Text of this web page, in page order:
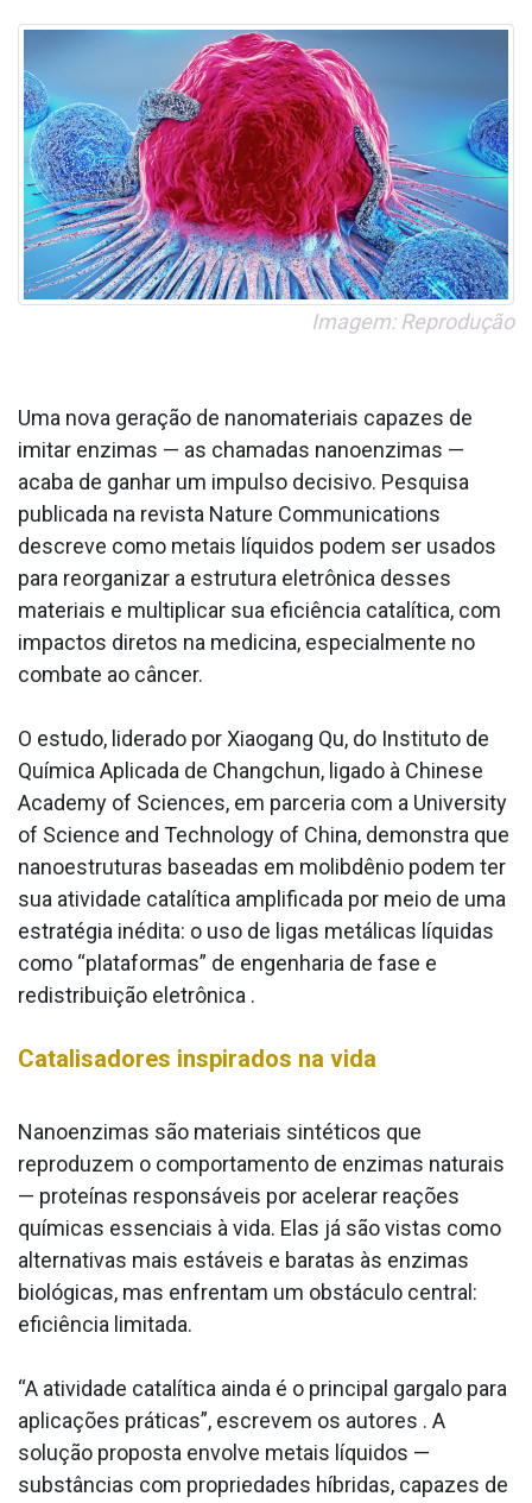
Imagem: Reprodução
Uma nova geração de nanomateriais capazes de
imitar enzimas — as chamadas nanoenzimas —
acaba de ganhar um impulso decisivo. Pesquisa
publicada na revista Nature Communications
descreve como metais líquidos podem ser usados
para reorganizar a estrutura eletrônica desses
materiais e multiplicar sua eficiência catalítica, com
impactos diretos na medicina, especialmente no
combate ao câncer.
O estudo, liderado por Xiaogang Qu, do Instituto de
Química Aplicada de Changchun, ligado à Chinese
Academy of Sciences, em parceria com a University
of Science and Technology of China, demonstra que
nanoestruturas baseadas em molibdênio podem ter
sua atividade catalítica amplificada por meio de uma
estratégia inédita: o uso de ligas metálicas líquidas
como “plataformas” de engenharia de fase e
redistribuição eletrônica .
Catalisadores inspirados na vida
Nanoenzimas são materiais sintéticos que
reproduzem o comportamento de enzimas naturais
— proteínas responsáveis por acelerar reações
químicas essenciais à vida. Elas já são vistas como
alternativas mais estáveis e baratas às enzimas
biológicas, mas enfrentam um obstáculo central:
eficiência limitada.
“A atividade catalítica ainda é o principal gargalo para
aplicações práticas”, escrevem os autores . A
solução proposta envolve metais líquidos —
substâncias com propriedades híbridas, capazes de